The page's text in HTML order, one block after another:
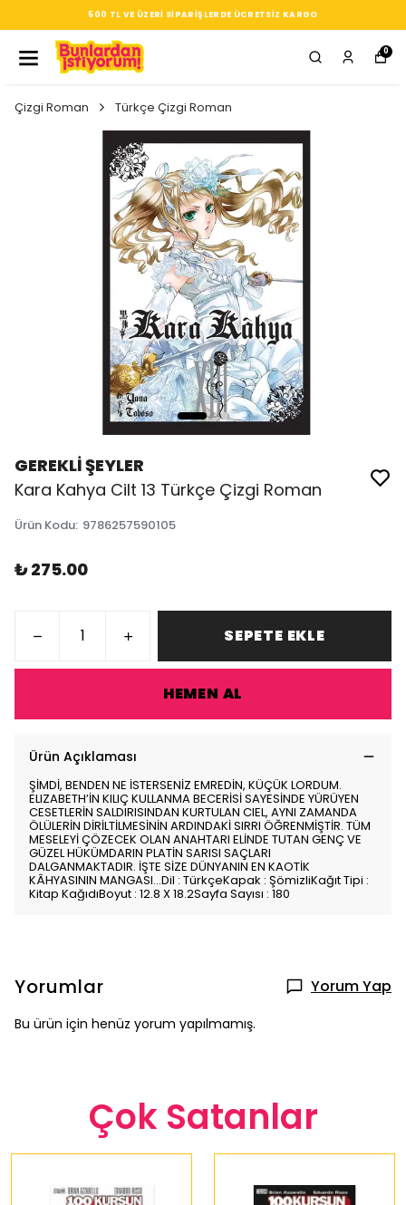
500 TL VE ÜZERI SIPARIŞLERDE ÜCRETSIZ KARGO
0
Çizgi Roman Türkçe Çizgi Roman
GEREKLİ ŞEYLER
Kara Kahya Cilt 13 Türkçe Çizgi Roman
Ürün Kodu: 9786257590105
₺ 275.00
SEPETE EKLE
HEMEN AL
Ürün Açıklaması
ŞİMDİ, BENDEN NE İSTERSENİZ EMREDİN, KÜÇÜK LORDUM.
ELIZABETH’İN KILIÇ KULLANMA BECERİSİ SAYESİNDE YÜRÜYEN
CESETLERİN SALDIRISINDAN KURTULAN CIEL, AYNI ZAMANDA
ÖLÜLERİN DİRİLTİLMESİNİN ARDINDAKİ SIRRI ÖĞRENMİŞTİR. TÜM
MESELEYİ ÇÖZECEK OLAN ANAHTARI ELİNDE TUTAN GENÇ VE
GÜZEL HÜKÜMDARIN PLATİN SARISI SAÇLARI
DALGANMAKTADIR. İŞTE SİZE DÜNYANIN EN KAOTİK
KÂHYASININ MANGASI...Dil : TürkçeKapak : ŞömizliKağıt Tipi :
Kitap KağıdıBoyut : 12.8 X 18.2Sayfa Sayısı : 180
Yorumlar Yorum Yap
Bu ürün için henüz yorum yapılmamış.
Çok Satanlar